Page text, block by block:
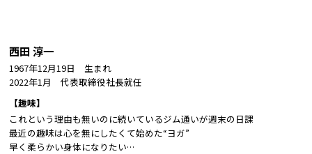
西田 淳一
1967年12月19日 生まれ
2022年1月 代表取締役社長就任
【趣味】
これという理由も無いのに続いているジム通いが週末の日課
最近の趣味は心を無にしたくて始めた“ヨガ”
早く柔らかい身体になりたい…